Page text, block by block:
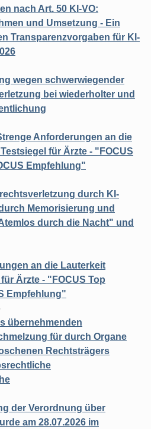
nach Art. 50 KI-VO:
und Umsetzung - Ein
Transparenzvorgaben für KI-
wegen schwerwiegender
bei wiederholter und
Anforderungen an die
für Ärzte - "FOCUS
Empfehlung"
durch KI-
Memorisierung und
durch die Nacht" und
an die Lauterkeit
Ärzte - "FOCUS Top
Empfehlung"
übernehmenden
für durch Organe
Rechtsträgers
der Verordnung über
am 28.07.2026 im